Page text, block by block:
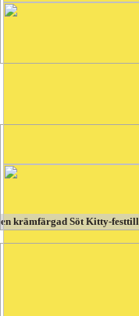
en krämfärgad Söt Kitty-